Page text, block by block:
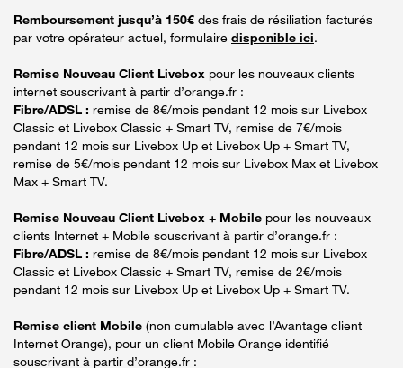
Remboursement jusqu’à 150€ des frais de résiliation facturés
par votre opérateur actuel, formulaire disponible ici.
Remise Nouveau Client Livebox pour les nouveaux clients
internet souscrivant à partir d’orange.fr :
Fibre/ADSL : remise de 8€/mois pendant 12 mois sur Livebox
Classic et Livebox Classic + Smart TV, remise de 7€/mois
pendant 12 mois sur Livebox Up et Livebox Up + Smart TV,
remise de 5€/mois pendant 12 mois sur Livebox Max et Livebox
Max + Smart TV.
Remise Nouveau Client Livebox + Mobile pour les nouveaux
clients Internet + Mobile souscrivant à partir d’orange.fr :
Fibre/ADSL : remise de 8€/mois pendant 12 mois sur Livebox
Classic et Livebox Classic + Smart TV, remise de 2€/mois
pendant 12 mois sur Livebox Up et Livebox Up + Smart TV.
Remise client Mobile (non cumulable avec l’Avantage client
Internet Orange), pour un client Mobile Orange identifié
souscrivant à partir d’orange.fr :